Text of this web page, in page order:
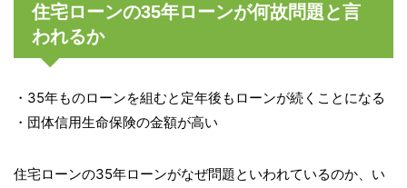
住宅ローンの35年ローンが何故問題と言
われるか
・35年ものローンを組むと定年後もローンが続くことになる
・団体信用生命保険の金額が高い
住宅ローンの35年ローンがなぜ問題といわれているのか、い